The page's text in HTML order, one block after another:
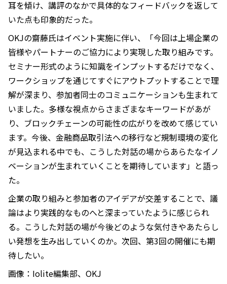
耳を傾け、講評のなかで具体的なフィードバックを返して
いた点も印象的だった。
OKJの齋藤氏はイベント実施に伴い、「今回は上場企業の
皆様やパートナーのご協力により実現した取り組みです。
セミナー形式のように知識をインプットするだけでなく、
ワークショップを通じてすぐにアウトプットすることで理
解が深まり、参加者同士のコミュニケーションも生まれて
いました。多様な視点からさまざまなキーワードがあが
り、ブロックチェーンの可能性の広がりを改めて感じてい
ます。今後、金融商品取引法への移行など規制環境の変化
が見込まれる中でも、こうした対話の場からあらたなイノ
ベーションが生まれていくことを期待しています」と語っ
た。
企業の取り組みと参加者のアイデアが交差することで、議
論はより実践的なものへと深まっていたように感じられ
る。こうした対話の場が今後どのような気付きやあたらし
い発想を生み出していくのか。次回、第3回の開催にも期
待したい。
画像：Iolite編集部、OKJ